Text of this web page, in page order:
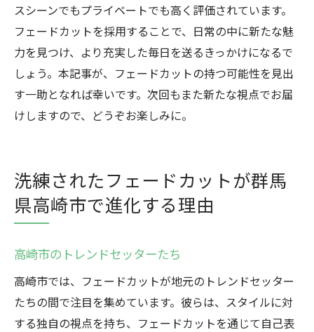
スシーンでもプライベートでも高く評価されています。
フェードカットを採用することで、日常の中に新たな魅
力を見つけ、より充実した毎日を送るきっかけになるで
しょう。本記事が、フェードカットの持つ可能性を見出
す一助となれば幸いです。次回もまた新たな視点でお届
けしますので、どうぞお楽しみに。
洗練されたフェードカットが群馬
県高崎市で進化する理由
高崎市のトレンドセッターたち
高崎市では、フェードカットが地元のトレンドセッター
たちの間で注目を集めています。彼らは、スタイルに対
する独自の視点を持ち、フェードカットを通じて自己表